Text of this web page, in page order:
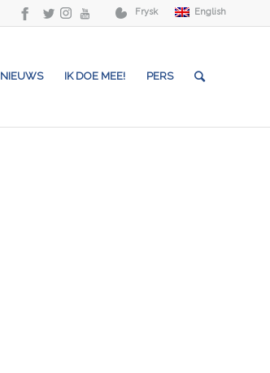
Frysk English
NIEUWS IK DOE MEE! PERS